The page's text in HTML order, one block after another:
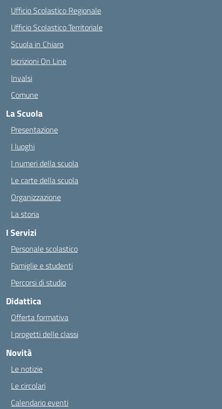
Ufficio Scolastico Regionale
Ufficio Scolastico Territoriale
Scuola in Chiaro
Iscrizioni On Line
Invalsi
Comune
La Scuola
Presentazione
I luoghi
I numeri della scuola
Le carte della scuola
Organizzazione
La storia
I Servizi
Personale scolastico
Famiglie e studenti
Percorsi di studio
Didattica
Offerta formativa
I progetti delle classi
Novità
Le notizie
Le circolari
Calendario eventi